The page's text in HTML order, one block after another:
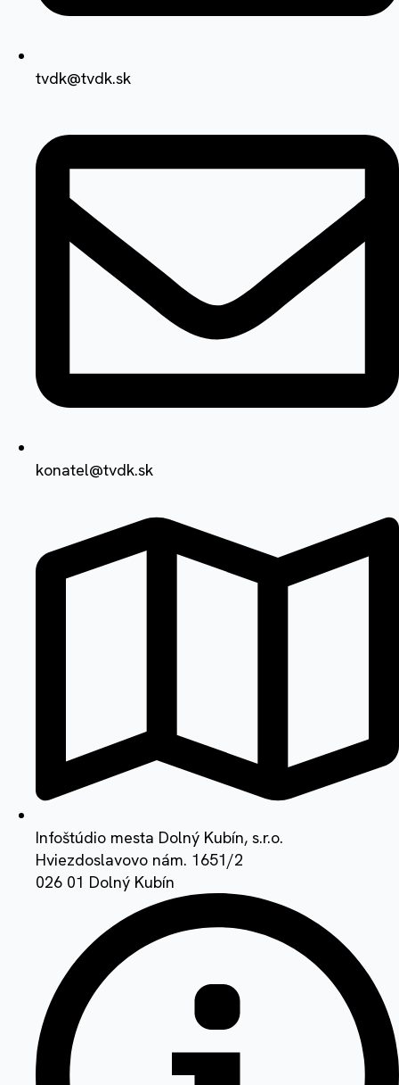
tvdk@tvdk.sk
konatel@tvdk.sk
Infoštúdio mesta Dolný Kubín, s.r.o.
Hviezdoslavovo nám. 1651/2
026 01 Dolný Kubín